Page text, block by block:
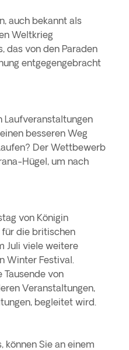
auch bekannt als
Weltkrieg
das von den Paraden
entgegengebracht
Laufveranstaltungen
besseren Weg
Der Wettbewerb
Hügel, um nach
von Königin
für die britischen
Juli viele weitere
Winter Festival.
von
Veranstaltungen,
begleitet wird.
können Sie an einem